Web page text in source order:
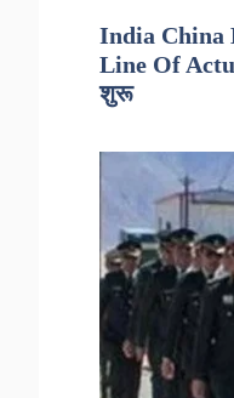
India China
Line Of
शुरू